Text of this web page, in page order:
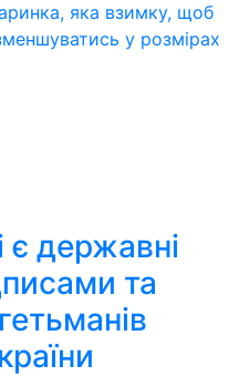
яка взимку, щоб
у розмірах
є державні
та